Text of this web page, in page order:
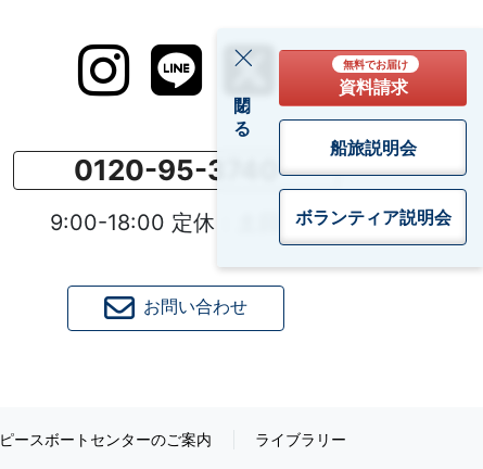
閉じる
無料でお届け
資料請求
船旅説明会
ボランティア説明会
0120-95-3740
9:00-18:00 定休：土日祝
お問い合わせ
ピースボートセンターのご案内 ライブラリー